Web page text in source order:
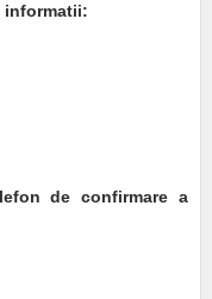
informatii:
de confirmare a